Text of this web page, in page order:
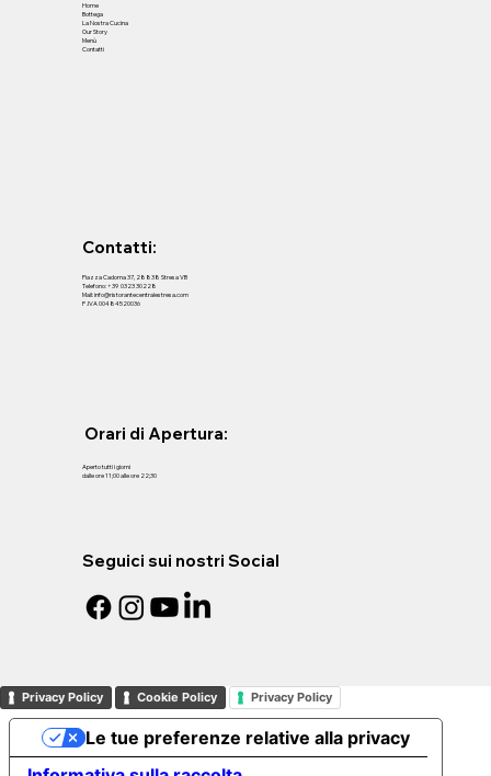
Home
Bottega
La Nostra Cucina
Our Story
Menù
Contatti
Piazza Cadorna 37, 28838 Stresa VB
Telefono: +39 0323 30228
Mail: info@ristorantecentralestresa.com
P .IVA 00484520036
Contatti:
Aperto tutti i giorni
dalle ore 11;00 alle ore 22;30
Orari di Apertura:
Seguici sui nostri Social
Privacy Policy Cookie Policy Privacy Policy
Le tue preferenze relative alla privacy